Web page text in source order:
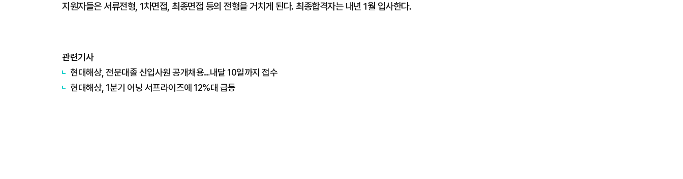
지원자들은 서류전형, 1차면접, 최종면접 등의 전형을 거치게 된다. 최종합격자는 내년 1월 입사한다.
관련기사
현대해상, 전문대졸 신입사원 공개채용…내달 10일까지 접수
현대해상, 1분기 어닝 서프라이즈에 12%대 급등